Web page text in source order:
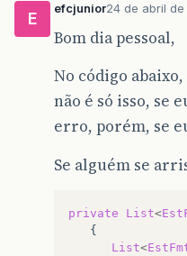
E
efcjunior24 de abril de
Bom dia pessoal,
No código
não é só isso, se
erro, porém, se
Se alguém se
private List<
List<